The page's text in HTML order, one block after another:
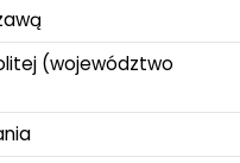
(województwo